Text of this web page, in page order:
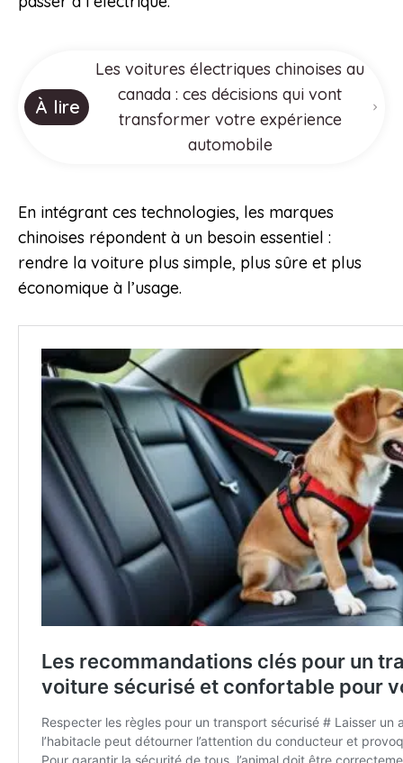
À lire
Les voitures électriques chinoises au
canada : ces décisions qui vont
transformer votre expérience
automobile
En intégrant ces technologies, les marques
chinoises répondent à un besoin essentiel :
rendre la voiture plus simple, plus sûre et plus
économique à l’usage.